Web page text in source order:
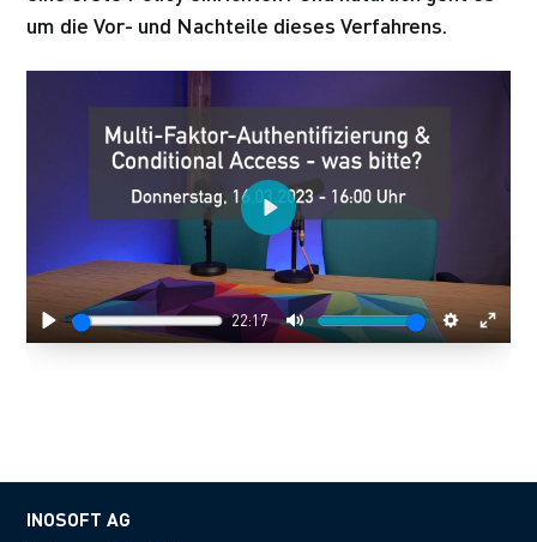
um die Vor- und Nachteile dieses Verfahrens.
Play
22:17
Mute Settings
Enter
Play
INOSOFT AG